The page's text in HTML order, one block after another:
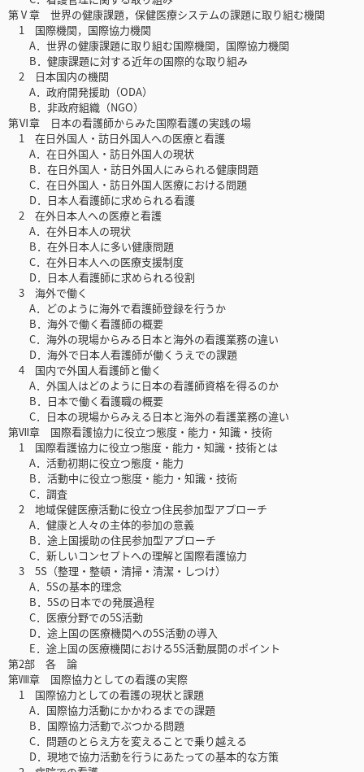
第Ⅴ章 世界の健康課題，保健医療システムの課題に取り組む機関
1 国際機関，国際協力機関
A．世界の健康課題に取り組む国際機関，国際協力機関
B．健康課題に対する近年の国際的な取り組み
2 日本国内の機関
A．政府開発援助（ODA）
B．非政府組織（NGO）
第Ⅵ章 日本の看護師からみた国際看護の実践の場
1 在日外国人・訪日外国人への医療と看護
A．在日外国人・訪日外国人の現状
B．在日外国人・訪日外国人にみられる健康問題
C．在日外国人・訪日外国人医療における問題
D．日本人看護師に求められる看護
2 在外日本人への医療と看護
A．在外日本人の現状
B．在外日本人に多い健康問題
C．在外日本人への医療支援制度
D．日本人看護師に求められる役割
3 海外で働く
A．どのように海外で看護師登録を行うか
B．海外で働く看護師の概要
C．海外の現場からみる日本と海外の看護業務の違い
D．海外で日本人看護師が働くうえでの課題
4 国内で外国人看護師と働く
A．外国人はどのように日本の看護師資格を得るのか
B．日本で働く看護職の概要
C．日本の現場からみえる日本と海外の看護業務の違い
第Ⅶ章 国際看護協力に役立つ態度・能力・知識・技術
1 国際看護協力に役立つ態度・能力・知識・技術とは
A．活動初期に役立つ態度・能力
B．活動中に役立つ態度・能力・知識・技術
C．調査
2 地域保健医療活動に役立つ住民参加型アプローチ
A．健康と人々の主体的参加の意義
B．途上国援助の住民参加型アプローチ
C．新しいコンセプトへの理解と国際看護協力
3 5S（整理・整頓・清掃・清潔・しつけ）
A．5Sの基本的理念
B．5Sの日本での発展過程
C．医療分野での5S活動
D．途上国の医療機関への5S活動の導入
E．途上国の医療機関における5S活動展開のポイント
第2部 各 論
第Ⅷ章 国際協力としての看護の実際
1 国際協力としての看護の現状と課題
A．国際協力活動にかかわるまでの課題
B．国際協力活動でぶつかる問題
C．問題のとらえ方を変えることで乗り越える
D．現地で協力活動を行うにあたっての基本的な方策